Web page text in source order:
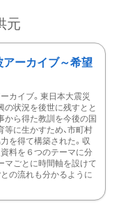
元
ーカイブ～希望
カイブ。東日本大震災
の状況を後世に残すとと
から得た教訓を今後の国
等に生かすため、市町村
を得て構築された。収
料を６つのテーマに分
マごとに時間軸を設けて
の流れも分かるように